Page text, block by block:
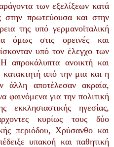
των εξελίξεων κατά
στην πρωτεύουσα και στην
της υπό γερμανοϊταλική
όμως στις ορεινές και
υπό τον έλεγχο των
απροκάλυπτα ανοικτή και
από την μια και η
άλλη αποτέλεσαν ακραία,
φαινόμενα για την πολιτική
εκκλησιαστικής ηγεσίας,
κυρίως τους δύο
περιόδου, Χρύσανθο και
υπακοή και παθητική